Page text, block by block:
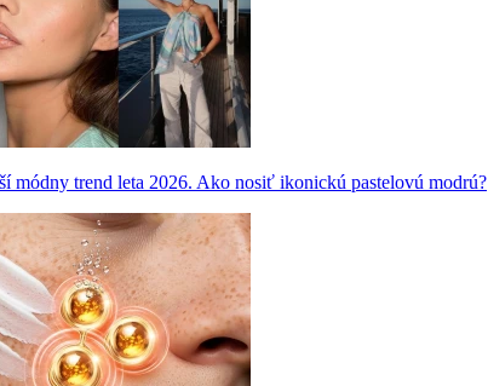
módny trend leta 2026. Ako nosiť ikonickú pastelovú modrú?